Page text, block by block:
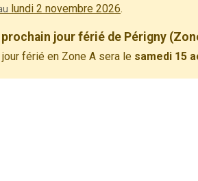
lundi 2 novembre 2026.
prochain jour férié de Périgny
jour férié en Zone A sera le samedi 15